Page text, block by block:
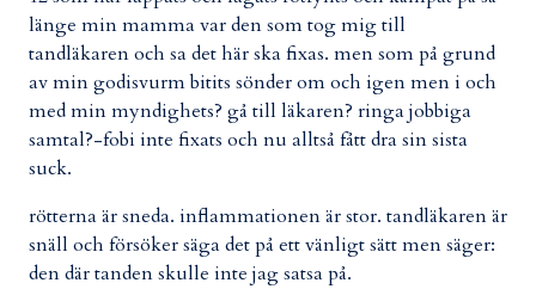
länge min mamma var den som tog mig till
tandläkaren och sa det här ska fixas. men som på grund
av min godisvurm bitits sönder om och igen men i och
med min myndighets? gå till läkaren? ringa jobbiga
samtal?-fobi inte fixats och nu alltså fått dra sin sista
suck.
rötterna är sneda. inflammationen är stor. tandläkaren är
snäll och försöker säga det på ett vänligt sätt men säger:
den där tanden skulle inte jag satsa på.